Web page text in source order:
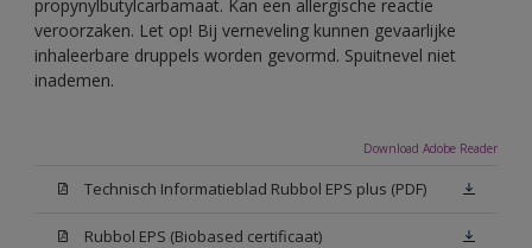
propynylbutylcarbamaat. Kan een allergische reactie
veroorzaken. Let op! Bij verneveling kunnen gevaarlijke
inhaleerbare druppels worden gevormd. Spuitnevel niet
inademen.
Download Adobe Reader
Technisch Informatieblad Rubbol EPS plus (PDF)
Rubbol EPS (Biobased certificaat)